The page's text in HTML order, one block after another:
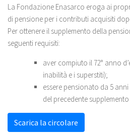
La Fondazione Enasarco eroga ai
di pensione per i contributi acquisiti
Per ottenere il supplemento della
seguenti requisiti:
aver compiuto il 72° anno
inabilità e i superstiti);
essere pensionato da 5
del precedente
Scarica la circolare